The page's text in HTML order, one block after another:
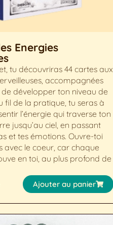
Energies
tu découvriras 44 cartes aux
accompagnées
de développer ton niveau de
fil de la pratique, tu seras à
l’énergie qui traverse ton
jusqu’au ciel, en passant
et tes émotions. Ouvre-toi
avec le coeur, car chaque
en toi, au plus profond de
Ajouter au panier